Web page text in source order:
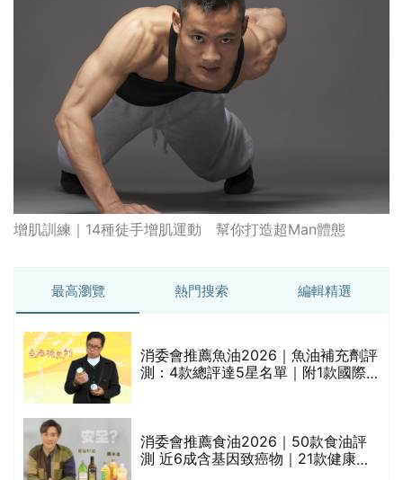
增肌訓練｜14種徒手增肌運動 幫你打造超Man體態
最高瀏覽 熱門搜索 編輯精選
消委會推薦魚油2026｜魚油補充劑評
測：4款總評達5星名單｜附1款國際
消委會推薦食油2026｜50款食油評
測 近6成含基因致癌物｜21款健康煮